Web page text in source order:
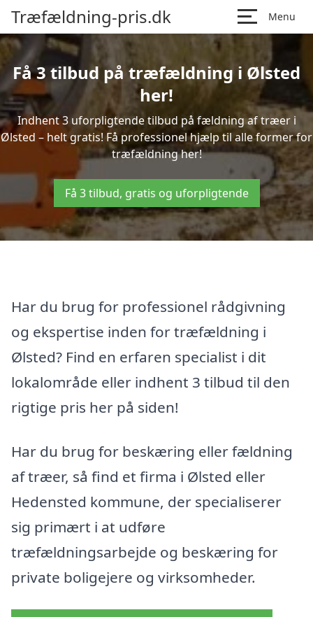
Træfældning-pris.dk Menu
Få 3 tilbud på træfældning i Ølsted
her!
Indhent 3 uforpligtende tilbud på fældning af træer i
Ølsted – helt gratis! Få professionel hjælp til alle former for
træfældning her!
Få 3 tilbud, gratis og uforpligtende
Har du brug for professionel rådgivning
og ekspertise inden for træfældning i
Ølsted? Find en erfaren specialist i dit
lokalområde eller indhent 3 tilbud til den
rigtige pris her på siden!
Har du brug for beskæring eller fældning
af træer, så find et firma i Ølsted eller
Hedensted kommune, der specialiserer
sig primært i at udføre
træfældningsarbejde og beskæring for
private boligejere og virksomheder.